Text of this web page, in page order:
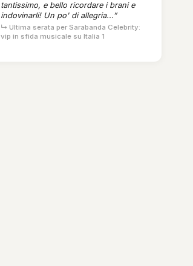
tantissimo, e bello ricordare i brani e
indovinarli! Un po' di allegria...”
↳ Ultima serata per Sarabanda Celebrity:
vip in sfida musicale su Italia 1